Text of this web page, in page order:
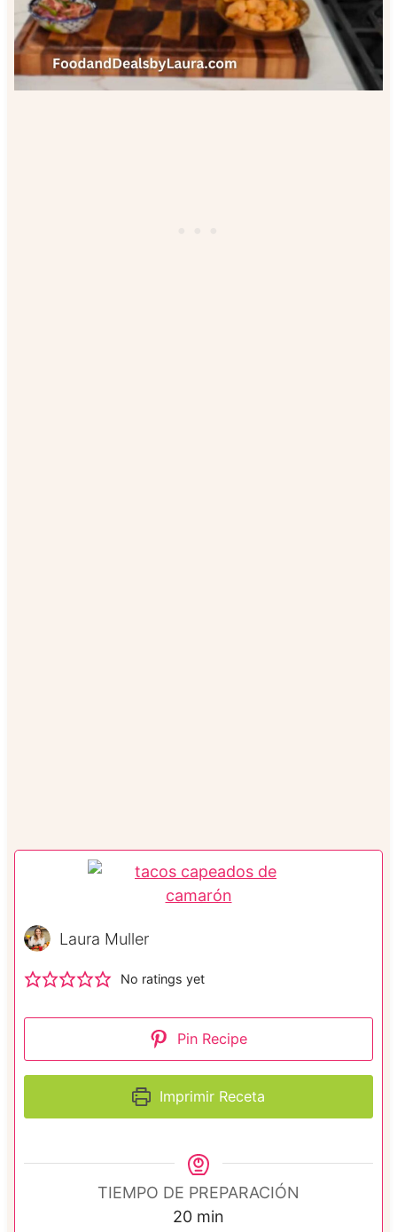
Laura Muller
No ratings yet
Pin Recipe
Imprimir Receta
TIEMPO DE PREPARACIÓN
20mmin